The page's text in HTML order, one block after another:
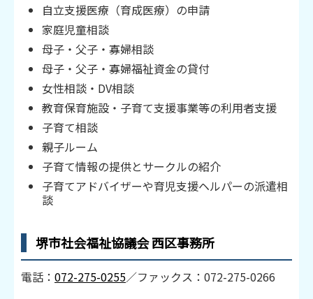
自立支援医療（育成医療）の申請
家庭児童相談
母子・父子・寡婦相談
母子・父子・寡婦福祉資金の貸付
女性相談・DV相談
教育保育施設・子育て支援事業等の利用者支援
子育て相談
親子ルーム
子育て情報の提供とサークルの紹介
子育てアドバイザーや育児支援ヘルパーの派遣相
談
堺市社会福祉協議会 西区事務所
電話： 072-275-0255／ファックス：072-275-0266